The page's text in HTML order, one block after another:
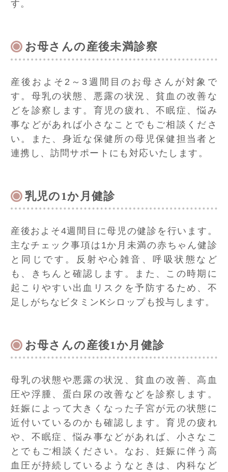
す。
お母さんの産後未満診察
産後およそ2～3週間目のお母さんが対象で
す。母乳の状態、悪露の状況、貧血の改善な
どを診察します。育児の疲れ、不眠症、悩み
事などがあれば小さなことでもご相談くださ
い。また、身近な保健所の母児保健担当者と
連携し、訪問サポートにも対応いたします。
乳児の1か月健診
産後およそ4週間目に母児の健診を行います。
主なチェック事項は1か月未満の赤ちゃん健診
と同じです。反射や心雑音、呼吸状態など
も、きちんと確認します。また、この時期に
起こりやすい出血リスクを予防するため、不
足しがちなビタミンKシロップも投与します。
お母さんの産後1か月健診
母乳の状態や悪露の状況、貧血の改善、高血
圧や浮腫、蛋白尿の改善などを診察します。
妊娠によって大きくなった子宮が元の状態に
近付いているのかも確認します。育児の疲れ
や、不眠症、悩み事などがあれば、小さなこ
とでもご相談ください。なお、妊娠に伴う高
血圧が持続しているようなときは、内科など